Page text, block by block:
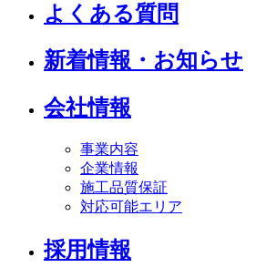
よくある質問
新着情報・お知らせ
会社情報
事業内容
企業情報
施工品質保証
対応可能エリア
採用情報